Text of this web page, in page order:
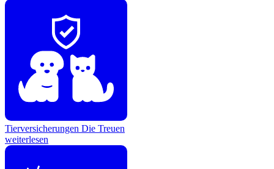
Tierversicherungen Die Treuen
weiterlesen